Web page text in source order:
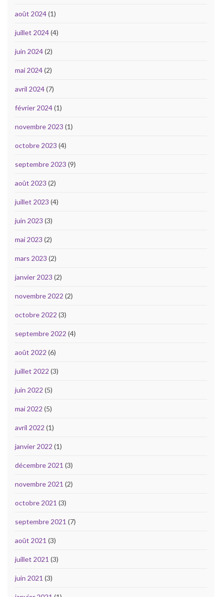
août 2024(1)
juillet 2024(4)
juin 2024(2)
mai 2024(2)
avril 2024(7)
février 2024(1)
novembre 2023 (1)
octobre 2023 (4)
septembre 2023 (9)
août 2023 (2)
juillet 2023 (4)
juin 2023 (3)
mai 2023 (2)
mars 2023 (2)
janvier 2023 (2)
novembre 2022 (2)
octobre 2022 (3)
septembre 2022 (4)
août 2022 (6)
juillet 2022 (3)
juin 2022 (5)
mai 2022 (5)
avril 2022 (1)
janvier 2022 (1)
décembre 2021 (3)
novembre 2021 (2)
octobre 2021 (3)
septembre 2021 (7)
août 2021 (3)
juillet 2021 (3)
juin 2021 (3)